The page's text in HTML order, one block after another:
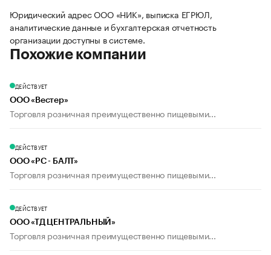
Юридический адрес ООО «НИК», выписка ЕГРЮЛ,
аналитические данные и бухгалтерская отчетность
организации доступны в системе.
Похожие компании
ДЕЙСТВУЕТ
ООО «Вестер»
Торговля розничная преимущественно пищевыми...
ДЕЙСТВУЕТ
ООО «РС - БАЛТ»
Торговля розничная преимущественно пищевыми...
ДЕЙСТВУЕТ
ООО «ТД ЦЕНТРАЛЬНЫЙ»
Торговля розничная преимущественно пищевыми...